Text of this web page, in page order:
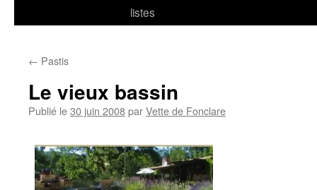
listes
← Pastis
Le vieux bassin
Publié le30 juin 2008parVette de Fonclare